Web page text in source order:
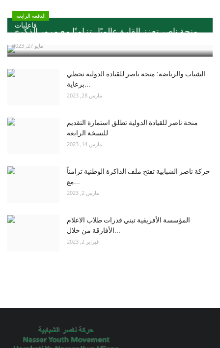
فاعليات
الدفعة الرابعة
منحة ناصر تعزز القارة عالميًا ..تزامنًا مع مرور الذكري...
مايو 27, 2023
الشباب والرياضة: منحة ناصر للقيادة الدولية تحظي
برعاية...
مارس 28, 2023
منحة ناصر للقيادة الدولية تطلق استمارة التقديم
للنسخة الرابعة
مارس 14, 2023
حركة ناصر الشبابية تفتح ملف الذاكرة الوطنية تزامناً
مع...
مارس 2, 2023
المؤسسة الأفريقية تبني قدرات طلاب الاعلام
الأفارقة من خلال...
فبراير 2, 2023